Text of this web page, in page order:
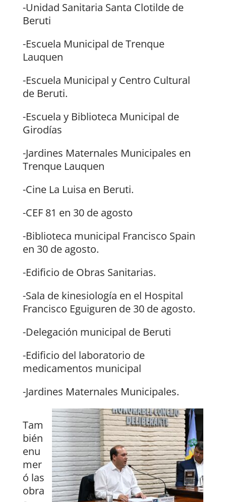
-Unidad Sanitaria Santa Clotilde de
Beruti
-Escuela Municipal de Trenque
Lauquen
-Escuela Municipal y Centro Cultural
de Beruti.
-Escuela y Biblioteca Municipal de
Girodías
-Jardines Maternales Municipales en
Trenque Lauquen
-Cine La Luisa en Beruti.
-CEF 81 en 30 de agosto
-Biblioteca municipal Francisco Spain
en 30 de agosto.
-Edificio de Obras Sanitarias.
-Sala de kinesiología en el Hospital
Francisco Eguiguren de 30 de agosto.
-Delegación municipal de Beruti
-Edificio del laboratorio de
medicamentos municipal
-Jardines Maternales Municipales.
Tam
bién
enu
mer
ó las
obra